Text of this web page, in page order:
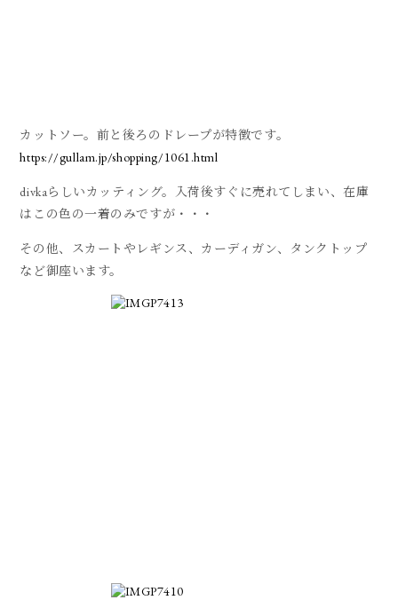
カットソー。前と後ろのドレープが特徴です。
https://gullam.jp/shopping/1061.html
divkaらしいカッティング。入荷後すぐに売れてしまい、在庫
はこの色の一着のみですが・・・
その他、スカートやレギンス、カーディガン、タンクトップ
など御座います。